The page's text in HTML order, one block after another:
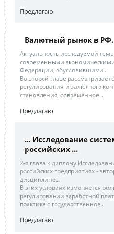
Предлагаю
Валютный рынок в РФ.
Актуальность исследуемой
современными
Федерации, обусловившими...
Во второй главе
регулирования и валютного
становления, современное...
Предлагаю
... Исследование
российских ...
2-я глава к диплому
российских предприятиях -
дисциплине...
В этих условиях изменяется
регулировании заработной
практике с государственное...
Предлагаю